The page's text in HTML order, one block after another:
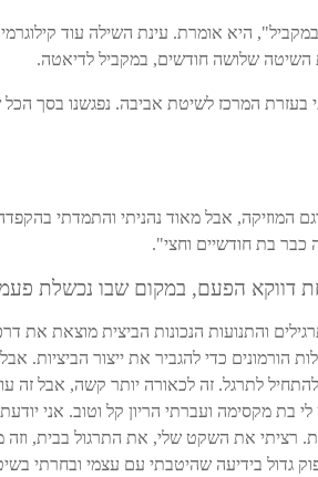
היא אומרת. עינת השילה עוד
השיטה שלושה חודשים, במקביל לדיאטה.
בעזרת המרכז לשיטת אביבה. נפגשנו בסך
המוזיקה, אבל מאוד נהניתי והתמדתי
כבר בת חודשיים וחצי".
דווקא הפעם, במקום שבו נכשלת
הורמונים כדי להגביר את ייצור
לתרגל. זה לכאורה יותר קשה, אבל זה
בת מקסימה ועברתי הריון קל וטוב. אני
רציתי את השקט שלי, את התרגול בבית,
גדול בידיעה שהיטבתי עם עצמי ובחרתי